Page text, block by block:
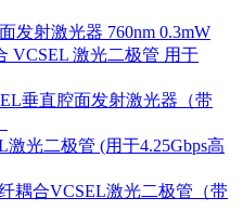
发射激光器 760nm 0.3mW
VCSEL 激光二极管 用于
垂直腔面发射激光器（带
激光二极管 (用于4.25Gbps高
耦合VCSEL激光二极管（带